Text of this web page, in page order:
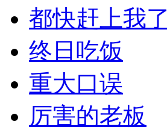
都快赶上我了
终日吃饭
重大口误
厉害的老板